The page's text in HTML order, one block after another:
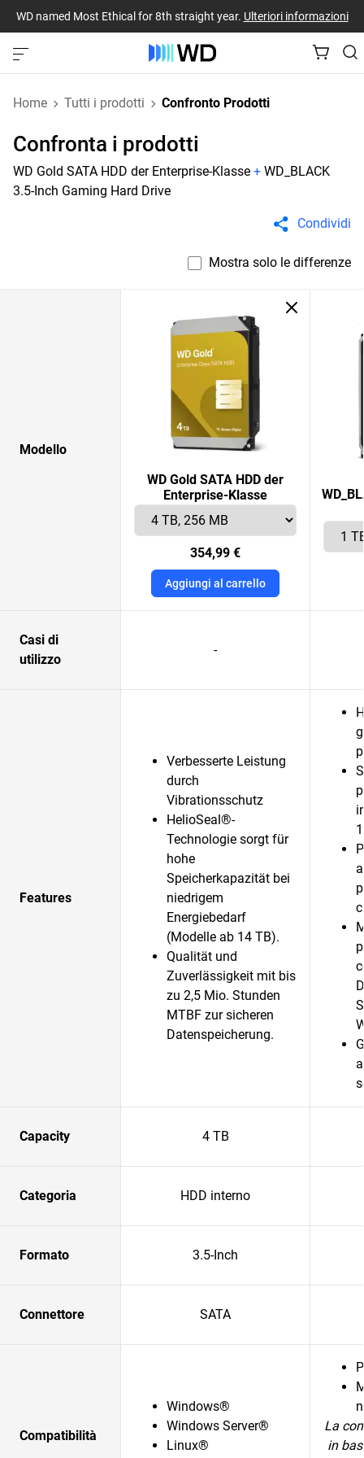
WD named Most Ethical for 8th straight year. Ulteriori informazioni
Home Tutti i prodotti Confronto Prodotti
Confronta i prodotti
WD Gold SATA HDD der Enterprise-Klasse + WD_BLACK
3.5-Inch Gaming Hard Drive
Condividi
Mostra solo le differenze
Modello
WD Gold SATA HDD der
Enterprise-Klasse
354,99 €
Aggiungi al carrello
Casi di
utilizzo
-
Features
Verbesserte Leistung
durch
Vibrationsschutz
HelioSeal®-
Technologie sorgt für
hohe
Speicherkapazität bei
niedrigem
Energiebedarf
(Modelle ab 14 TB).
Qualität und
Zuverlässigkeit mit bis
zu 2,5 Mio. Stunden
MTBF zur sicheren
Datenspeicherung.
Capacity 4 TB
Categoria HDD interno
Formato 3.5-Inch
Connettore SATA
Compatibilità
Windows®
Windows Server®
Linux®
La
in